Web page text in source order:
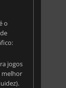
o
jogos
melhor